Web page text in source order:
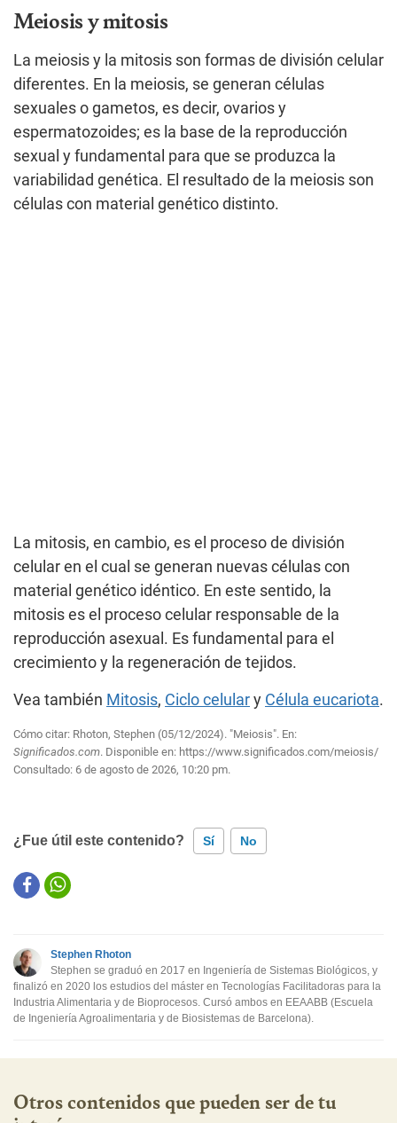
Meiosis y mitosis
La meiosis y la mitosis son formas de división celular
diferentes. En la meiosis, se generan células
sexuales o gametos, es decir, ovarios y
espermatozoides; es la base de la reproducción
sexual y fundamental para que se produzca la
variabilidad genética. El resultado de la meiosis son
células con material genético distinto.
La mitosis, en cambio, es el proceso de división
celular en el cual se generan nuevas células con
material genético idéntico. En este sentido, la
mitosis es el proceso celular responsable de la
reproducción asexual. Es fundamental para el
crecimiento y la regeneración de tejidos.
Vea también Mitosis, Ciclo celular y Célula eucariota.
Cómo citar: Rhoton, Stephen (05/12/2024). "Meiosis". En:
Significados.com. Disponible en: https://www.significados.com/meiosis/
Consultado: 6 de agosto de 2026, 10:20 pm.
¿Fue útil este contenido? Sí No
Este contenido contiene información incorrecta
Otro
Stephen Rhoton
Stephen se graduó en 2017 en Ingeniería de Sistemas Biológicos, y
finalizó en 2020 los estudios del máster en Tecnologías Facilitadoras para la
Industria Alimentaria y de Bioprocesos. Cursó ambos en EEAABB (Escuela
de Ingeniería Agroalimentaria y de Biosistemas de Barcelona).
Otros contenidos que pueden ser de tu